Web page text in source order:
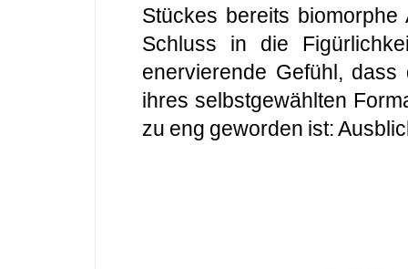
Stückes bereits
Schluss in die
enervierende Gefühl,
ihres selbstgewählten
zu eng geworden ist: